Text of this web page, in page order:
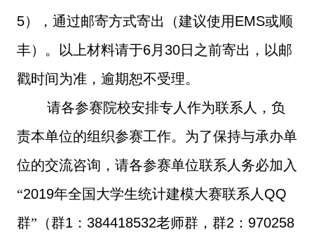
5），通过邮寄方式寄出（建议使用EMS或顺
丰）。以上材料请于6月 30日之前寄出，以邮
戳时间为准，逾期恕不受理。
请各参赛院校安排专人作为联系人，负
责本单位的组织参赛工作。为了保持与承办单
位的交流咨询，请各参赛单位联系人务必加入
“2019年全国大学生统计建模大赛联系人 QQ
群”（群1 ： 384418532老师群，群2 ： 970258